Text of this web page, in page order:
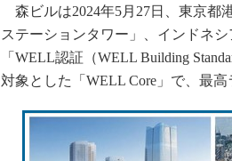
森ビルは2024年5月27日、東京都
ステーションタワー」、インドネ
「WELL認証（WELL Building
対象とした「WELL Core」で、最